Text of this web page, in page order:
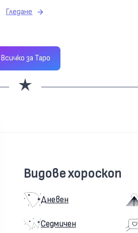
Гледане
Всичко за Таро
Видове хороскоп
Дневен
Седмичен